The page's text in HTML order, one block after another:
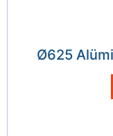
Ø625